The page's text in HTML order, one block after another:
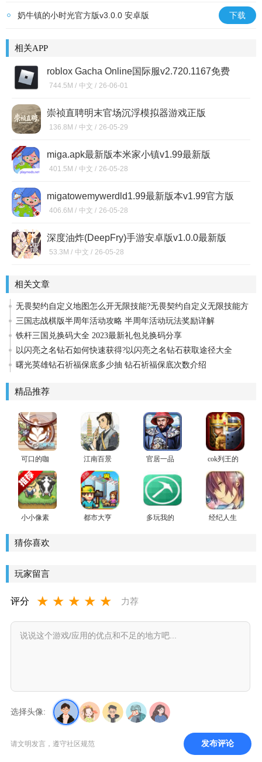
奶牛镇的小时光官方版v3.0.0 安卓版 下载
相关APP
roblox Gacha Online国际服v2.720.1167免费
版
744.5M / 中文 / 26-06-01
崇祯直聘明末官场沉浮模拟器游戏正版
V0.2.0.5最新版
136.8M / 中文 / 26-05-29
miga.apk最新版本米家小镇v1.99最新版
401.5M / 中文 / 26-05-28
migatowemywerdld1.99最新版本v1.99官方版
406.6M / 中文 / 26-05-28
深度油炸(DeepFry)手游安卓版v1.0.0最新版
53.3M / 中文 / 26-05-28
相关文章
无畏契约自定义地图怎么开无限技能?无畏契约自定义无限技能方
法三国志战棋版半周年活动攻略 半周年活动玩法奖励详解
铁杆三国兑换码大全 2023最新礼包兑换码分享
以闪亮之名钻石如何快速获得?以闪亮之名钻石获取途径大全
曙光英雄钻石祈福保底多少抽 钻石祈福保底次数介绍
精品推荐
可口的咖
啡美味的
咖啡无限
钞票免广
告版
江南百景
图2023官
方安卓版
官居一品
cok列王的
纷争手机
版
小小像素
都市大亨
多玩我的
经纪人生
猜你喜欢
玩家留言
评分 ★ ★ ★ ★ ★ 力荐
选择头像:
请文明发言，遵守社区规范 发布评论